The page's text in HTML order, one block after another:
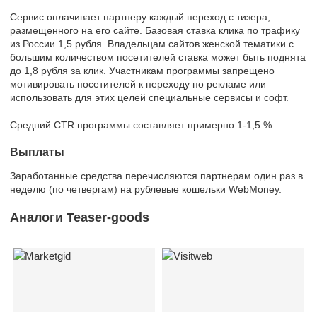
Сервис оплачивает партнеру каждый переход с тизера,
размещенного на его сайте. Базовая ставка клика по трафику
из России 1,5 рубля. Владельцам сайтов женской тематики с
большим количеством посетителей ставка может быть поднята
до 1,8 рубля за клик. Участникам программы запрещено
мотивировать посетителей к переходу по рекламе или
использовать для этих целей специальные сервисы и софт.
Средний CTR программы составляет примерно 1-1,5 %.
Выплаты
Заработанные средства перечисляются партнерам один раз в
неделю (по четвергам) на рублевые кошельки WebMoney.
Аналоги Teaser-goods